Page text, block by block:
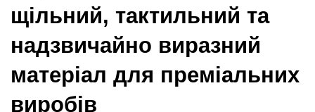
щільний, тактильний та
надзвичайно виразний
матеріал для преміальних
виробів